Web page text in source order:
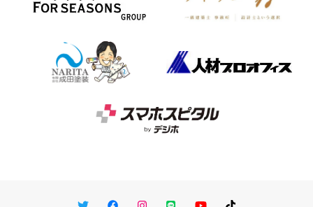
TwitterFacebookInstagram
LINE You TubeTikTok